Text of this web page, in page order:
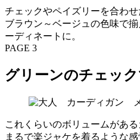
チェックやペイズリーを合わ
ブラウン～ベージュの色味で
ーディネートに。
PAGE 3
グリーンのチェッ
これくらいのボリュームがあ
まるで楽ジャケを着るような